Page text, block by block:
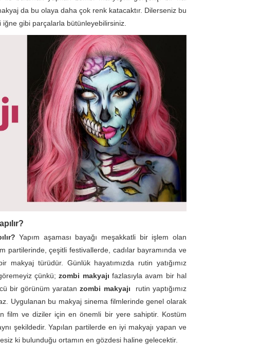
da bu olaya daha çok renk katacaktır. Dilerseniz bu
gibi parçalarla bütünleyebilirsiniz.
Yapım aşaması bayağı meşakkatli bir işlem olan
partilerinde, çeşitli festivallerde, cadılar bayramında ve
makyaj türüdür. Günlük hayatımızda rutin yatığımız
çünkü;zombi makyajıfazlasıyla avam bir hal
bir görünüm yaratanzombi makyajı
rutin yaptığımız
Uygulanan bu makyaj sinema filmlerinde genel olarak
film ve diziler için en önemli bir yere sahiptir. Kostüm
şekildedir. Yapılan partilerde en iyi makyajı yapan ve
ki bulunduğu ortamın en gözdesi haline gelecektir.